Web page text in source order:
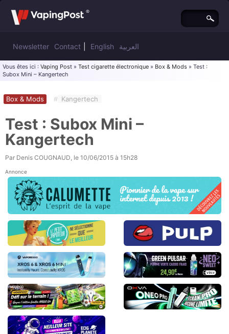
Newsletter Contact English العربية
Vous êtes ici : Vaping Post » Test cigarette électronique » Box & Mods » Test :
Subox Mini – Kangertech
Box & Mods # Kangertech
Test : Subox Mini –
Kangertech
Par Denis COUGNAUD, le 10/06/2015 à 15h28
Annonce